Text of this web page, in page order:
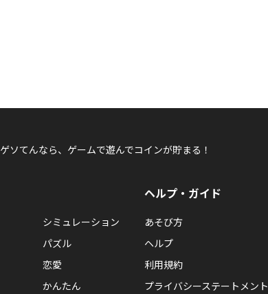
ゲソてんなら、ゲームで遊んでコインが貯まる！
シミュレーション
パズル
恋愛
かんたん
ヘルプ・ガイド
あそび方
ヘルプ
利用規約
プライバシーステートメント